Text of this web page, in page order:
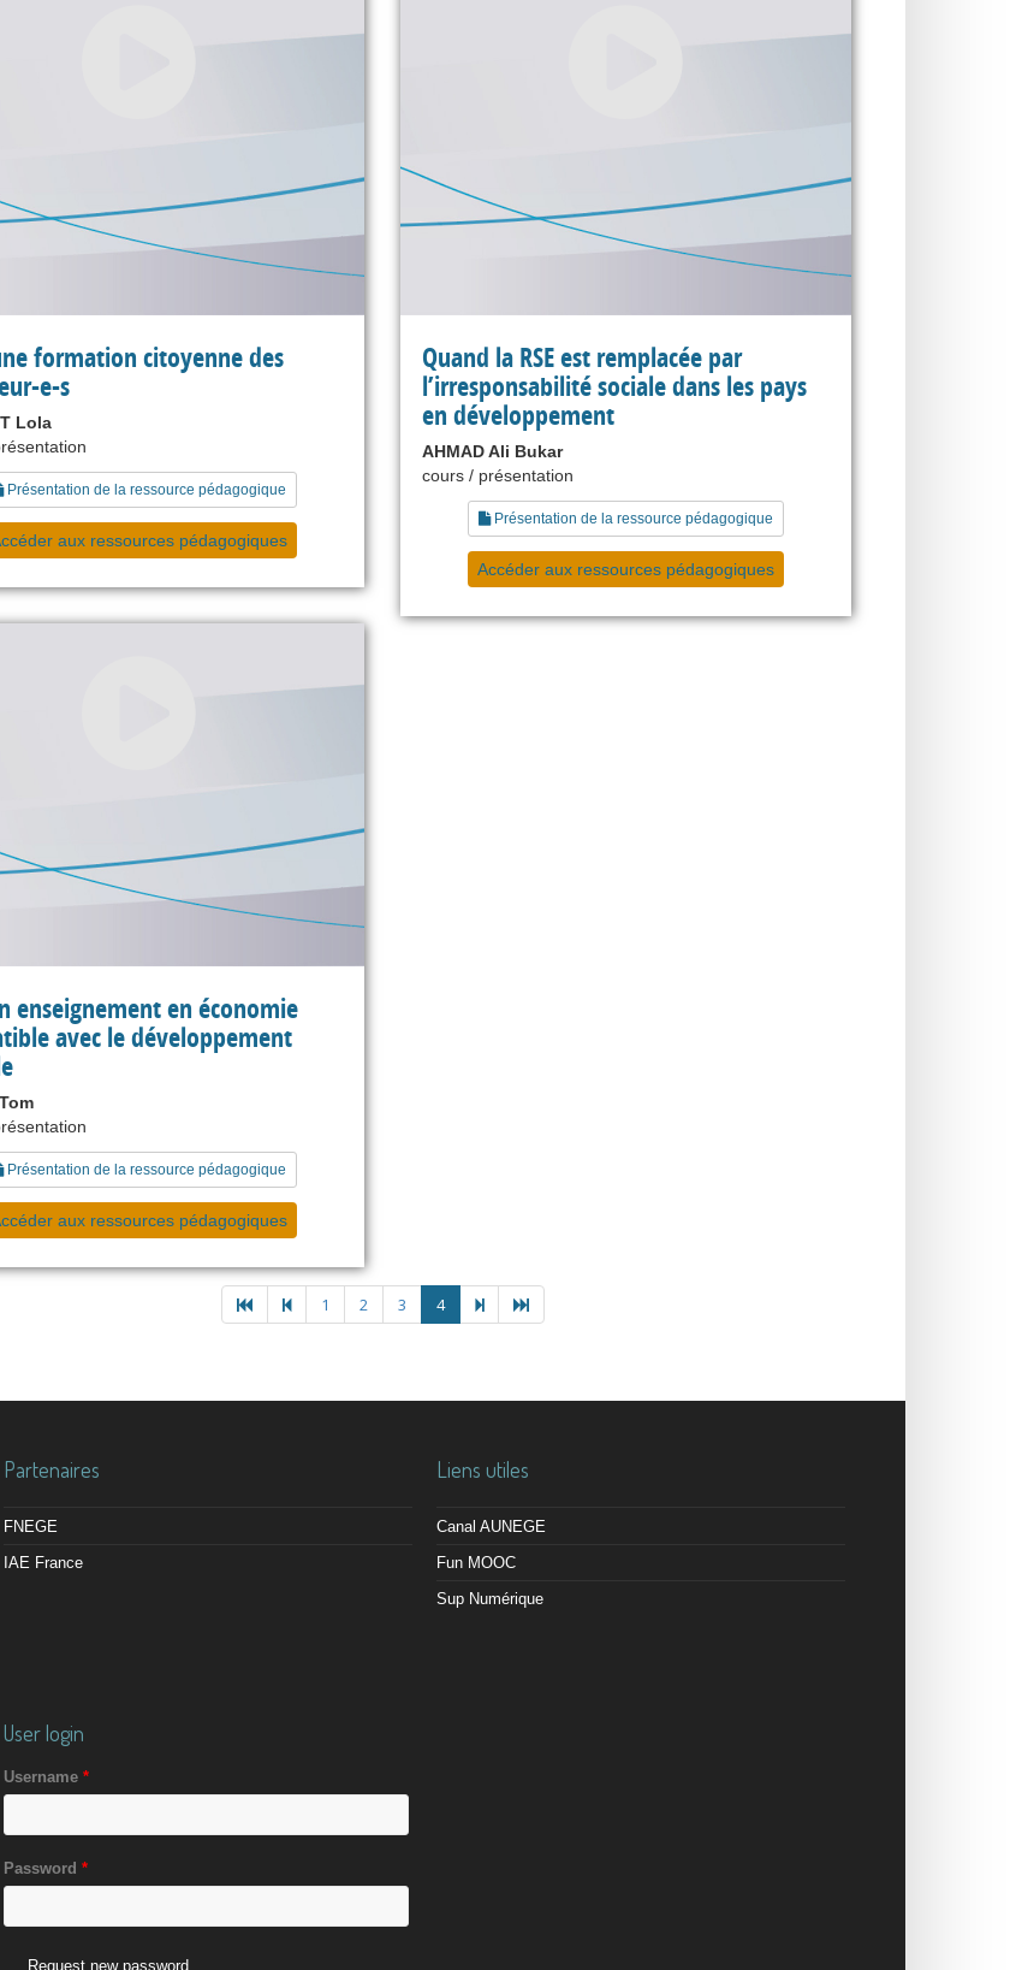
formation citoyenne des
e-s
Lola
Présentation de la ressource pédagogique
aux ressources pédagogiques
Quand la RSE est remplacée par
l’irresponsabilité sociale dans les pays
en développement
AHMAD Ali Bukar
cours / présentation
Présentation de la ressource pédagogique
Accéder aux ressources pédagogiques
enseignement en économie
avec le développement
Présentation de la ressource pédagogique
aux ressources pédagogiques
1 2 3 4
Partenaires
FNEGE
IAE France
Liens utiles
Canal AUNEGE
Fun MOOC
Sup Numérique
User login
Username *
Password *
Request new password